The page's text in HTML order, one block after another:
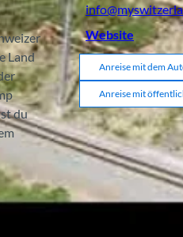
Land
du
Website
Anreise mit dem
Anreise mit